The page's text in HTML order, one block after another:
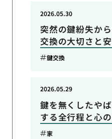
突然の鍵紛失か
交換の大切さと
2026.05.30
鍵交換
鍵を無くしたや
する全行程と心
2026.05.29
家